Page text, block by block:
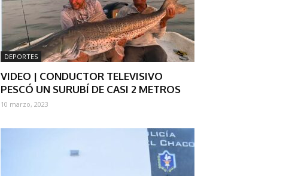
DEPORTES
VIDEO | CONDUCTOR TELEVISIVO
PESCÓ UN SURUBÍ DE CASI 2 METROS
10 marzo, 2023